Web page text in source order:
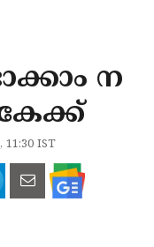
ന
11:30 IST